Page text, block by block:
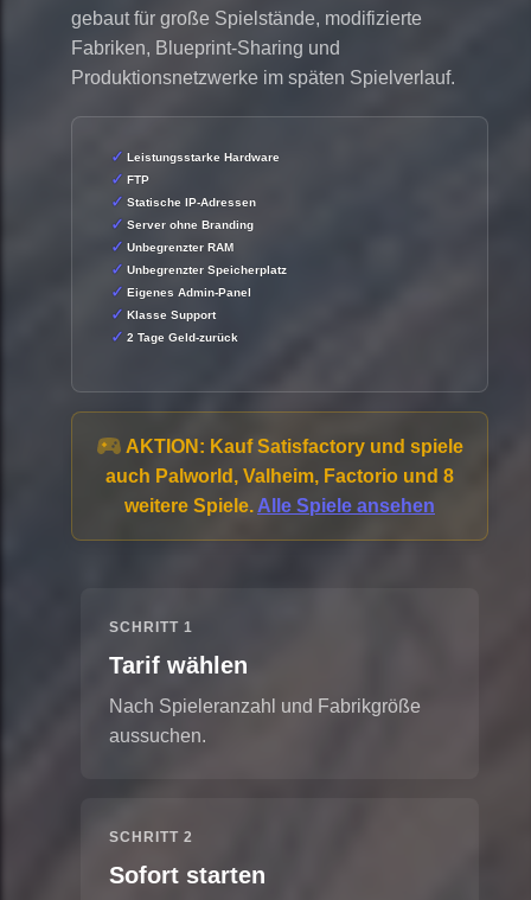
gebaut für große Spielstände, modifizierte
Fabriken, Blueprint-Sharing und
Produktionsnetzwerke im späten Spielverlauf.
Leistungsstarke Hardware
FTP
Statische IP-Adressen
Server ohne Branding
Unbegrenzter RAM
Unbegrenzter Speicherplatz
Eigenes Admin-Panel
Klasse Support
2 Tage Geld-zurück
AKTION: Kauf Satisfactory und spiele
auch Palworld, Valheim, Factorio und 8
weitere Spiele. Alle Spiele ansehen
SCHRITT 1
Tarif wählen
Nach Spieleranzahl und Fabrikgröße
aussuchen.
SCHRITT 2
Sofort starten